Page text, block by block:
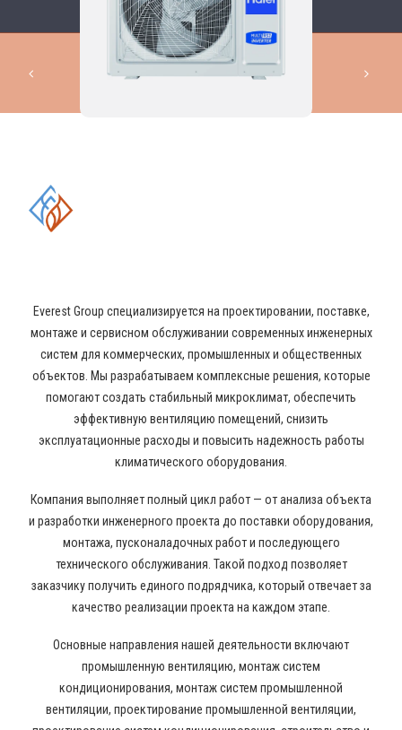
Everest Group специализируется на проектировании, поставке,
монтаже и сервисном обслуживании современных инженерных
систем для коммерческих, промышленных и общественных
объектов. Мы разрабатываем комплексные решения, которые
помогают создать стабильный микроклимат, обеспечить
эффективную вентиляцию помещений, снизить
эксплуатационные расходы и повысить надежность работы
климатического оборудования.
Компания выполняет полный цикл работ — от анализа объекта
и разработки инженерного проекта до поставки оборудования,
монтажа, пусконаладочных работ и последующего
технического обслуживания. Такой подход позволяет
заказчику получить единого подрядчика, который отвечает за
качество реализации проекта на каждом этапе.
Основные направления нашей деятельности включают
промышленную вентиляцию, монтаж систем
кондиционирования, монтаж систем промышленной
вентиляции, проектирование промышленной вентиляции,